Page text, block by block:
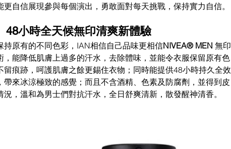
自信展現參與每個演出，勇敢面對每天挑戰，保持實力自信。
48小時全天候無印清爽新體驗
原有的不同色彩，IAN相信自己品味更相信NIVEA® MEN 無印
能降低肌膚上過多的汗水，去除體味，並能令衣服保留原有色
痕跡，呵護肌膚之餘更錫住衣物；同時能提供48小時持久全效
來冰涼極致的感覺；而且不含酒精、色素及防腐劑，並得到皮
，溫和為男士們對抗汗水，全日舒爽清新，散發醒神清香。